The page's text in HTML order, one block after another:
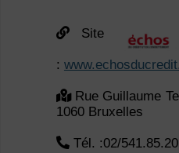
Site
:
Rue Guillaume
1060 Bruxelles
Tél. :02/541.85.20